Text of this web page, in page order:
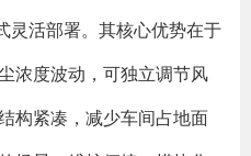
灵活部署。其核心优势在于
浓度波动，可独立调节风
构紧凑，减少车间占地面